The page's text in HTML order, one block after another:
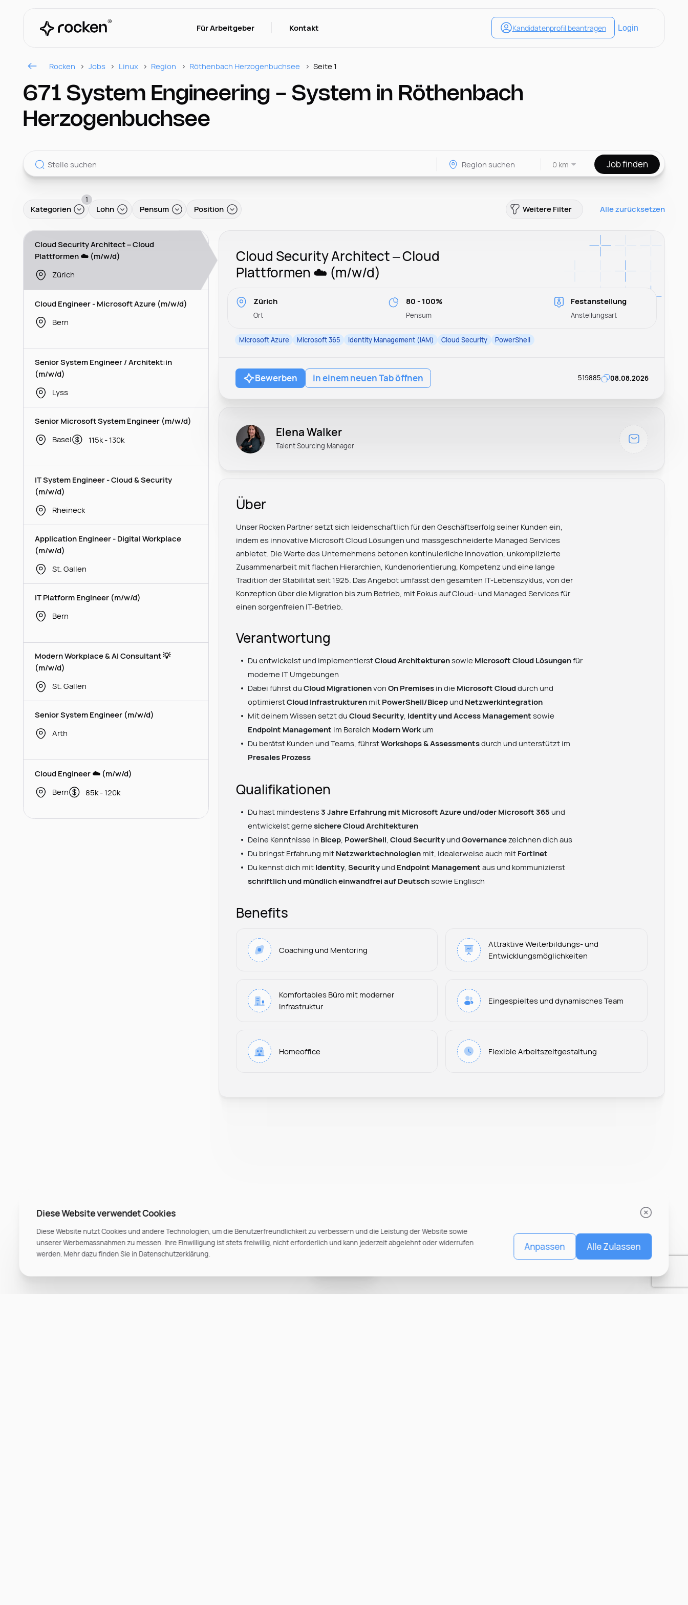
Für Arbeitgeber Kontakt
Rocken Jobs Linux Region Röthenbach Herzogenbuchsee Seite 1
671 System Engineering - System in Röthenbach
Herzogenbuchsee
0 km Job finden
Kategorien
1
Lohn Pensum Position Weitere Filter Alle zurücksetzen
Cloud Security Architect – Cloud
Plattformen ☁️ (m/w/d)
Zürich
Cloud Engineer - Microsoft Azure (m/w/d)
Bern
Senior System Engineer / Architekt:in
(m/w/d)
Lyss
Senior Microsoft System Engineer (m/w/d)
Basel
115k - 130k
IT System Engineer - Cloud & Security
(m/w/d)
Rheineck
Application Engineer - Digital Workplace
(m/w/d)
St. Gallen
IT Platform Engineer (m/w/d)
Bern
Modern Workplace & AI Consultant 💡
(m/w/d)
St. Gallen
Senior System Engineer (m/w/d)
Arth
Cloud Engineer ☁️ (m/w/d)
Bern
85k - 120k
Cloud Security Architect – Cloud
Plattformen ☁️ (m/w/d)
Zürich
Ort
80 - 100%
Pensum
Festanstellung
Anstellungsart
Microsoft Azure Microsoft 365 Identity Management (IAM) Cloud Security PowerShell
Bewerben in einem neuen Tab öffnen 519885 08.08.2026
Elena Walker
Talent Sourcing Manager
Über
Unser Rocken Partner setzt sich leidenschaftlich für den Geschäftserfolg seiner Kunden ein,
indem es innovative Microsoft Cloud Lösungen und massgeschneiderte Managed Services
anbietet. Die Werte des Unternehmens betonen kontinuierliche Innovation, unkomplizierte
Zusammenarbeit mit flachen Hierarchien, Kundenorientierung, Kompetenz und eine lange
Tradition der Stabilität seit 1925. Das Angebot umfasst den gesamten IT-Lebenszyklus, von der
Konzeption über die Migration bis zum Betrieb, mit Fokus auf Cloud- und Managed Services für
einen sorgenfreien IT-Betrieb.
Verantwortung
Du entwickelst und implementierstCloud Architekturensowie Microsoft Cloud Lösungenfür
moderne IT Umgebungen
Dabei führst duCloud MigrationenvonOn Premises in die Microsoft Clouddurch und
optimierstCloud Infrastrukturen mit PowerShell/Bicep und Netzwerkintegration
Mit deinem Wissen setzt duCloud Security, Identity und Access Management sowie
Endpoint Management im Bereich Modern Work um
Du berätst Kunden und Teams, führstWorkshops & Assessmentsdurch und unterstützt im
Presales Prozess
Qualifikationen
Du hast mindestens3 Jahre Erfahrung mit Microsoft Azure und/oder Microsoft 365 und
entwickelst gernesichere Cloud Architekturen
Deine Kenntnisse in Bicep PowerShell ,Cloud SecurityundGovernancezeichnen dich aus
Du bringst Erfahrung mit Netzwerktechnologien mit, idealerweise auch mit Fortinet
Du kennst dich mit Identity,Securityund Endpoint Management aus und kommunizierst
schriftlich und mündlich einwandfrei auf Deutschsowie Englisch
Benefits
Coaching und Mentoring
Attraktive Weiterbildungs- und
Entwicklungsmöglichkeiten
Komfortables Büro mit moderner
Infrastruktur
Eingespieltes und dynamisches Team
Homeoffice Flexible Arbeitszeitgestaltung
Leonard Ramin
Recruiter at Rocken
Diese Website verwendet Cookies
Diese Website nutzt Cookies und andere Technologien, um die Benutzerfreundlichkeit zu verbessern und die Leistung der Website sowie
unserer Werbemassnahmen zu messen. Ihre Einwilligung ist stets freiwillig, nicht erforderlich und kann jederzeit abgelehnt oder widerrufen
werden. Mehr dazu finden Sie in Datenschutzerklärung.
Anpassen Alle Zulassen